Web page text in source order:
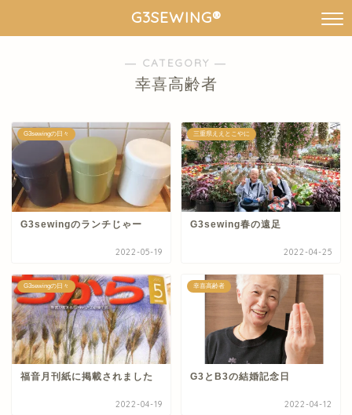
G3SEWING®︎
― CATEGORY ―
幸喜高齢者
G3sewingの日々
G3sewingのランチじゃー
2022-05-19
三重県ええとこやに
G3sewing春の遠足
2022-04-25
G3sewingの日々
福音月刊紙に掲載されました
2022-04-19
幸喜高齢者
G3とB3の結婚記念日
2022-04-12